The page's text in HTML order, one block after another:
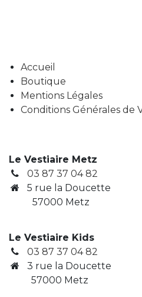
Accueil
Boutique
Mentions Légales
Conditions Générales de
Le Vestiaire Metz
03 87 37 04 82
5 rue la Doucette
57000 Metz
Le Vestiaire Kids
03 87 37 04 82
3 rue la Doucette
​ 57000 Metz